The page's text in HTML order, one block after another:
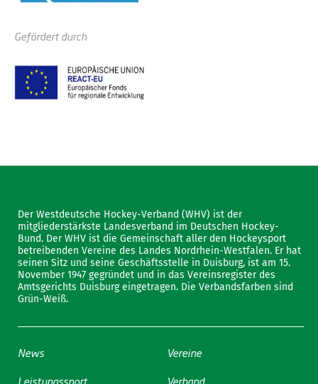
Gefördert durch
Der Westdeutsche Hockey-Verband (WHV) ist der
mitgliederstärkste Landesverband im Deutschen Hockey-
Bund. Der WHV ist die Gemeinschaft aller den Hockeysport
betreibenden Vereine des Landes Nordrhein-Westfalen. Er hat
seinen Sitz und seine Geschäftsstelle in Duisburg, ist am 15.
November 1947 gegründet und in das Vereinsregister des
Amtsgerichts Duisburg eingetragen. Die Verbandsfarben sind
Grün-Weiß.
News
Leistungssport
Vereine
Verband